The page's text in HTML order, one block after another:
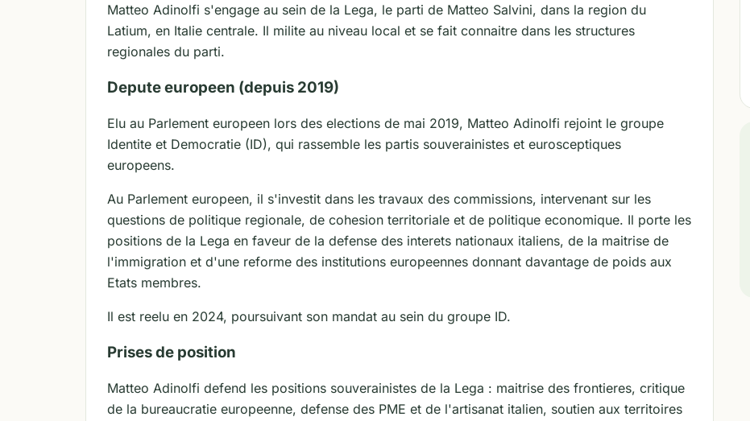
Matteo Adinolfi s'engage au sein de la Lega, le parti de Matteo Salvini, dans la region du
Latium, en Italie centrale. Il milite au niveau local et se fait connaitre dans les structures
regionales du parti.
Depute europeen (depuis 2019)
Elu au Parlement europeen lors des elections de mai 2019, Matteo Adinolfi rejoint le groupe
Identite et Democratie (ID), qui rassemble les partis souverainistes et eurosceptiques
europeens.
Au Parlement europeen, il s'investit dans les travaux des commissions, intervenant sur les
questions de politique regionale, de cohesion territoriale et de politique economique. Il porte les
positions de la Lega en faveur de la defense des interets nationaux italiens, de la maitrise de
l'immigration et d'une reforme des institutions europeennes donnant davantage de poids aux
Etats membres.
Il est reelu en 2024, poursuivant son mandat au sein du groupe ID.
Prises de position
Matteo Adinolfi defend les positions souverainistes de la Lega : maitrise des frontieres, critique
de la bureaucratie europeenne, defense des PME et de l'artisanat italien, soutien aux territoires